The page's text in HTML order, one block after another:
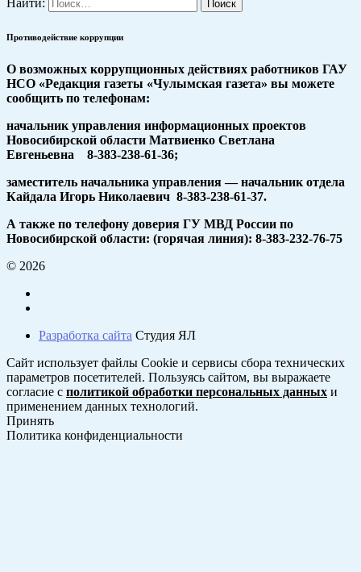
Найти:
Противодействие коррупции
О возможных коррупционных действиях работников ГАУ
НСО «Редакция газеты «Чулымская газета» вы можете
сообщить по телефонам:
начальник управления информационных проектов
Новосибирской области Матвиенко Светлана
Евгеньевна 8-383-238-61-36;
заместитель начальника управления — начальник отдела
Кайдала Игорь Николаевич 8-383-238-61-37.
А также по телефону доверия ГУ МВД России по
Новосибирской области: (горячая линия): 8-383-232-76-75
© 2026
Разработка сайта Студия ЯЛ
Сайт использует файлы Cookie и сервисы сбора технических
параметров посетителей. Пользуясь сайтом, вы выражаете
согласие с политикой обработки персональных данных и
применением данных технологий.
Принять
Политика конфиденциальности